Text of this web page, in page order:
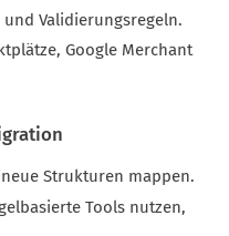
Validierungsregeln.
Google Merchant
Strukturen mappen.
Tools nutzen,